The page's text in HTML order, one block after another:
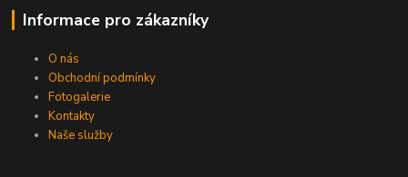
Informace pro zákazníky
O nás
Obchodní podmínky
Fotogalerie
Kontakty
Naše služby